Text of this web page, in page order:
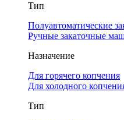
Тип
Полуавтоматические
Ручные закаточные
Назначение
Для горячего копчения
Для холодного
Тип